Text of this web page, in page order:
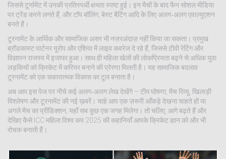
जिससे टूर्नामेंट में उनकी प्रतिस्पर्धी क्षमता स्पष्ट हुई। इन मैचों के बाद फैन सोशल मीडिया
पर ट्रेंड करने लगते हैं, और टॉप बॉलिंग, बेस्ट बैटिंग आदि के लिए अलग‑अलग एवाल्युएशन
बनते हैं।
टूरनामेंट के आर्थिक और सामाजिक असर भी नज़रअंदाज़ नहीं किया जा सकता। प्रमुख
ब्रॉडकास्ट पार्टनर यूरोप और एशिया में लाइव कवरेज दे रहे हैं, जिससे टीवी रेटिंग और
विज्ञापन राजस्व में इजाफा हुआ। साथ ही महिला खेलों की लोकप्रियता बढ़ने से अधिक युवा
लड़कियों को क्रिकेट में करियर बनाने की प्रेरणा मिलती है। यह सामाजिक बदलाव
टूरनामेंट को एक सकारात्मक विकास का टूल बनाता है।
अब आप इस पेज पर नीचे कई अलग‑अलग लेख देखेंगे – टीम घोषणा, मैच रिव्यू, खिलाड़ी
विश्लेषण और टूरनामेंट की नई ख़बरें। चाहे आप एक ज़रूरी आँकड़े देखना चाहते हों या
अगले मैच का प्रीडिक्शन, यहाँ सब कुछ एक जगह मिलेगा। तो चलिए, आगे बढ़ते हैं और
देखिए कैसे ICC महिला विश्व कप 2025 की कहानियाँ आपके क्रिकेट ज्ञान को और भी
रोचक बनाती हैं।